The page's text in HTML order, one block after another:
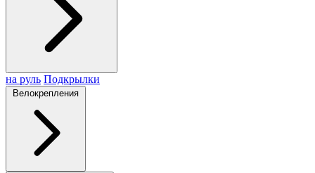
на руль Подкрылки
Велокрепления